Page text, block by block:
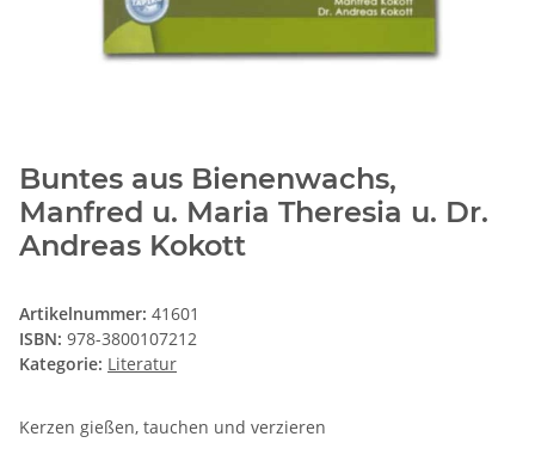
Buntes aus Bienenwachs,
Manfred u. Maria Theresia u. Dr.
Andreas Kokott
Artikelnummer: 41601
ISBN: 978-3800107212
Kategorie: Literatur
Kerzen gießen, tauchen und verzieren